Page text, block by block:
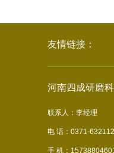
友情链接：
河南四成研磨
联系人：李经理
电 话：0371-
手 机：